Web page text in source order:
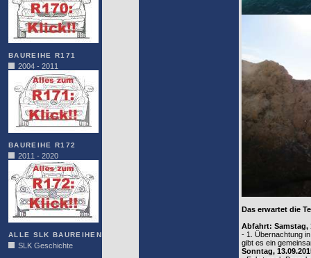
BAUREIHE R171
2004 - 2011
BAUREIHE R172
2011 - 2020
ALLE SLK BAUREIHEN
SLK Geschichte
Das erwartet die
Abfahrt: Samstag,
- 1. Übernachtung
gibt es ein
Sonntag,